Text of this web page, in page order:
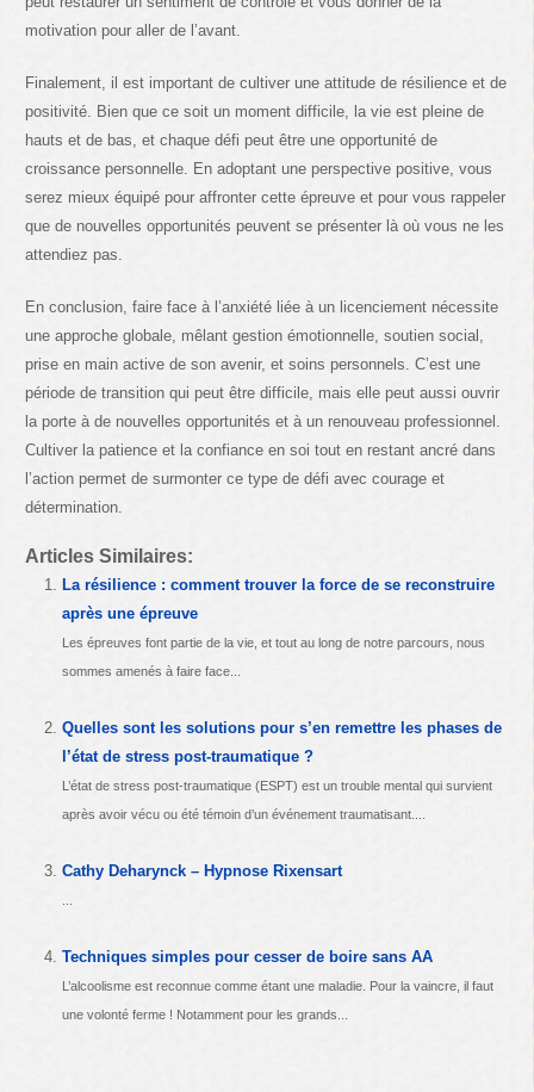
motivation pour aller de l’avant.
Finalement, il est important de cultiver une attitude de résilience et de
positivité. Bien que ce soit un moment difficile, la vie est pleine de
hauts et de bas, et chaque défi peut être une opportunité de
croissance personnelle. En adoptant une perspective positive, vous
serez mieux équipé pour affronter cette épreuve et pour vous rappeler
que de nouvelles opportunités peuvent se présenter là où vous ne les
attendiez pas.
En conclusion, faire face à l’anxiété liée à un licenciement nécessite
une approche globale, mêlant gestion émotionnelle, soutien social,
prise en main active de son avenir, et soins personnels. C’est une
période de transition qui peut être difficile, mais elle peut aussi ouvrir
la porte à de nouvelles opportunités et à un renouveau professionnel.
Cultiver la patience et la confiance en soi tout en restant ancré dans
l’action permet de surmonter ce type de défi avec courage et
détermination.
Articles Similaires:
La résilience : comment trouver la force de se reconstruire
après une épreuve
Les épreuves font partie de la vie, et tout au long de notre parcours, nous
sommes amenés à faire face...
Quelles sont les solutions pour s’en remettre les phases de
l’état de stress post-traumatique ?
L’état de stress post-traumatique (ESPT) est un trouble mental qui survient
après avoir vécu ou été témoin d’un événement traumatisant....
Cathy Deharynck – Hypnose Rixensart
Techniques simples pour cesser de boire sans AA
L’alcoolisme est reconnue comme étant une maladie. Pour la vaincre, il faut
une volonté ferme ! Notamment pour les grands...